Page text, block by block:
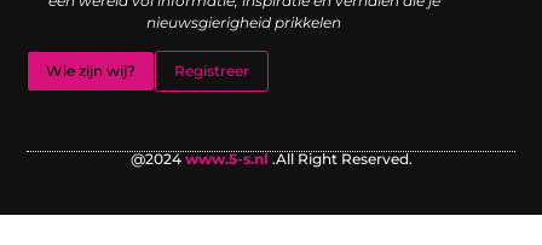
nieuwsgierigheid prikkelen
Wie zijn wij? Registreer
@2024www.5-s.nl .All Right Reserved.